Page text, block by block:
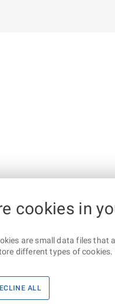
cookies in
are small data files
different types of
ALL